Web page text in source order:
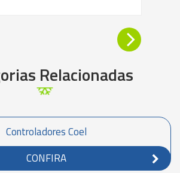
Relacionadas
Controladores Coel
CONFIRA